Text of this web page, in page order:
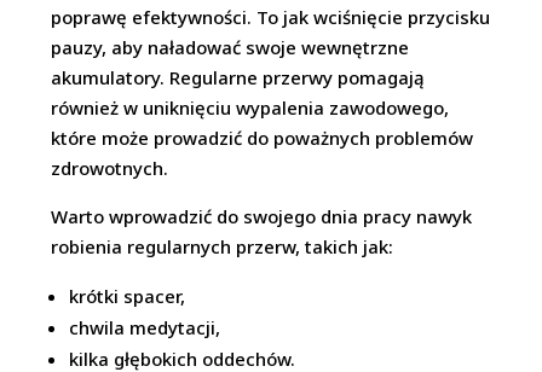
poprawę efektywności. To jak wciśnięcie przycisku
pauzy, aby naładować swoje wewnętrzne
akumulatory. Regularne przerwy pomagają
również w uniknięciu wypalenia zawodowego,
które może prowadzić do poważnych problemów
zdrowotnych.
Warto wprowadzić do swojego dnia pracy nawyk
robienia regularnych przerw, takich jak:
krótki spacer,
chwila medytacji,
kilka głębokich oddechów.